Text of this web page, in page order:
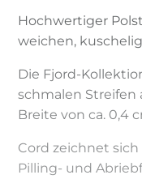
Hochwertiger
weichen,
Die Fjord-
schmalen Streifen
Breite von ca. 0,4
Cord zeichnet
Pilling- und